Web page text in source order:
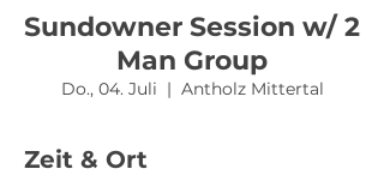
Sundowner Session w/ 2
Man Group
Do., 04. Juli
  |
Antholz Mittertal
Zeit & Ort